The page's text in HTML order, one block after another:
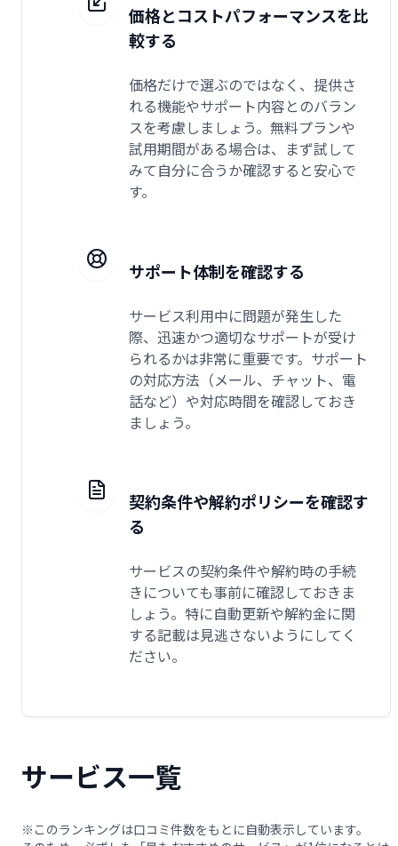
価格とコストパフォーマンスを比
較する
価格だけで選ぶのではなく、提供さ
れる機能やサポート内容とのバラン
スを考慮しましょう。無料プランや
試用期間がある場合は、まず試して
みて自分に合うか確認すると安心で
す。
サポート体制を確認する
サービス利用中に問題が発生した
際、迅速かつ適切なサポートが受け
られるかは非常に重要です。サポート
の対応方法（メール、チャット、電
話など）や対応時間を確認しておき
ましょう。
契約条件や解約ポリシーを確認す
る
サービスの契約条件や解約時の手続
きについても事前に確認しておきま
しょう。特に自動更新や解約金に関
する記載は見逃さないようにしてく
ださい。
サービス一覧
※このランキングは口コミ件数をもとに自動表示しています。